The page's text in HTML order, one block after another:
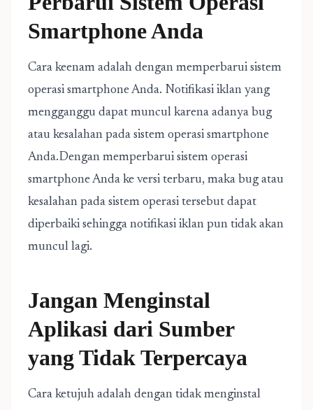
Smartphone Anda
Cara keenam adalah dengan memperbarui sistem
operasi smartphone Anda. Notifikasi iklan yang
mengganggu dapat muncul karena adanya bug
atau kesalahan pada sistem operasi smartphone
Anda.Dengan memperbarui sistem operasi
smartphone Anda ke versi terbaru, maka bug atau
kesalahan pada sistem operasi tersebut dapat
diperbaiki sehingga notifikasi iklan pun tidak akan
muncul lagi.
Jangan Menginstal
Aplikasi dari Sumber
yang Tidak Terpercaya
Cara ketujuh adalah dengan tidak menginstal